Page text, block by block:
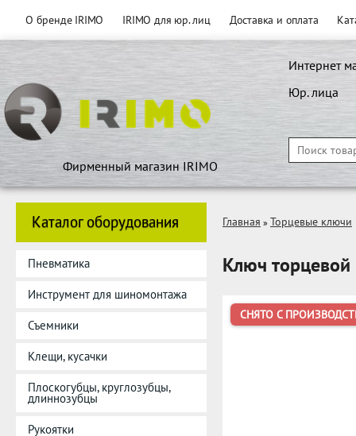
О бренде IRIMO IRIMO для юр. лиц Доставка и оплата
Фирменный магазин IRIMO
Интернет
Юр. лица
Каталог оборудования
Пневматика
Инструмент для шиномонтажа
Съемники
Клещи, кусачки
Плоскогубцы, круглозубцы,
длиннозубцы
Рукоятки
Главная » Торцевые ключи
Ключ
СНЯТО С